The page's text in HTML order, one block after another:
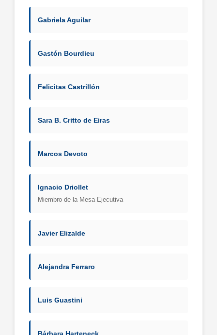
Gabriela Aguilar
Gastón Bourdieu
Felicitas Castrillón
Sara B. Critto de Eiras
Marcos Devoto
Ignacio Driollet
Miembro de la Mesa Ejecutiva
Javier Elizalde
Alejandra Ferraro
Luis Guastini